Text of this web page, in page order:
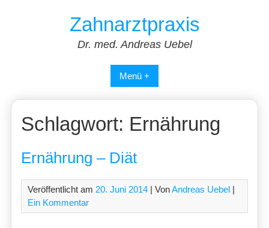
Zahnarztpraxis
Dr. med. Andreas Uebel
Menü +
Schlagwort: Ernährung
Ernährung – Diät
Veröffentlicht am 20. Juni 2014 | VonAndreas Uebel |
Ein Kommentar